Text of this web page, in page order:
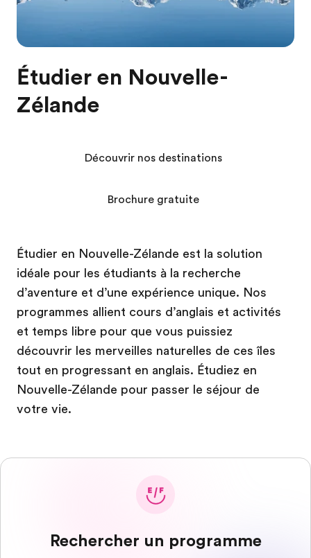
Étudier en Nouvelle-
Zélande
Étudier en Nouvelle-Zélande est la solution
idéale pour les étudiants à la recherche
d’aventure et d’une expérience unique. Nos
programmes allient cours d’anglais et activités
et temps libre pour que vous puissiez
découvrir les merveilles naturelles de ces îles
tout en progressant en anglais. Étudiez en
Nouvelle-Zélande pour passer le séjour de
votre vie.
Découvrir nos destinations
Brochure gratuite
Rechercher un programme